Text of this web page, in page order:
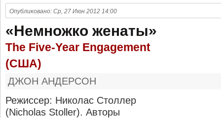
Опубликовано: Ср, 27 Июн 2012 14:00
«Немножко женаты»
The Five-Year Engagement
(США)
ДЖОН АНДЕРСОН
Режиссер: Николас Столлер
(Nicholas Stoller). Авторы